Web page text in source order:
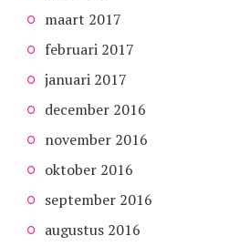
maart 2017
februari 2017
januari 2017
december 2016
november 2016
oktober 2016
september 2016
augustus 2016